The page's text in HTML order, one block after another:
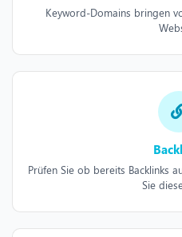
Keyword-Domains bringen
Prüfen Sie ob bereits Backlinks
Sie